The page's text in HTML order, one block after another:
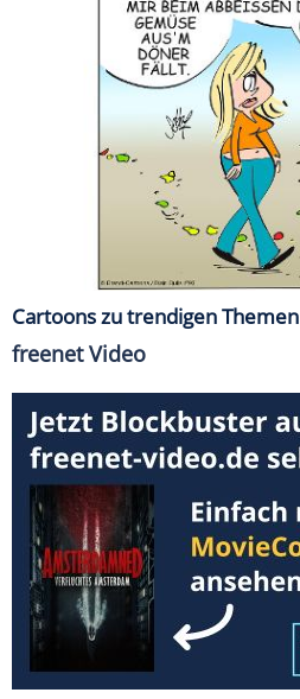
Cartoons zu trendigen Themen
freenet Video